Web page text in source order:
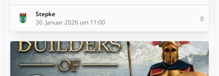
Stepke
30. Januar 2026 um 11:00
0